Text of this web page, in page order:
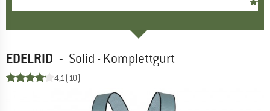
EDELRID - Solid - Komplettgurt
4,1(10)